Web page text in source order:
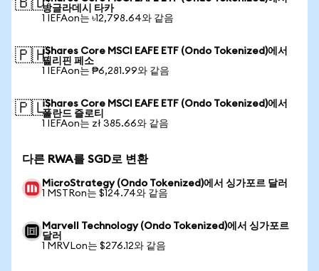
🇧🇩방글라데시 타카
1 IEFAon는 ৳12,798.64와 같음
🇵🇭iShares Core MSCI EAFE ETF (Ondo Tokenized)에서
필리핀 페소
1 IEFAon는 ₱6,281.99와 같음
🇵🇱iShares Core MSCI EAFE ETF (Ondo Tokenized)에서
폴란드 즐로티
1 IEFAon는 zł 385.66와 같음
다른 RWA를 SGD로 변환
MicroStrategy (Ondo Tokenized)에서 싱가포르 달러
1 MSTRon는 $124.74와 같음
Marvell Technology (Ondo Tokenized)에서 싱가포르
달러
1 MRVLon는 $276.12와 같음